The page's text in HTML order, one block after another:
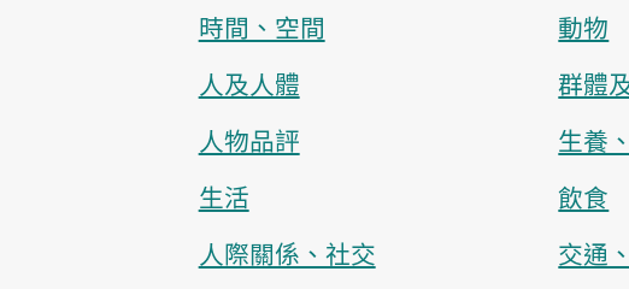
時間、空間
動物
人及人體
群體
人物品評
生養
生活
飲食
人際關係、社交
交通